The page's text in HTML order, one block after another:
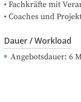
• Fachkräfte mit
• Coaches und
Dauer / Workload
Angebotsdauer: 6